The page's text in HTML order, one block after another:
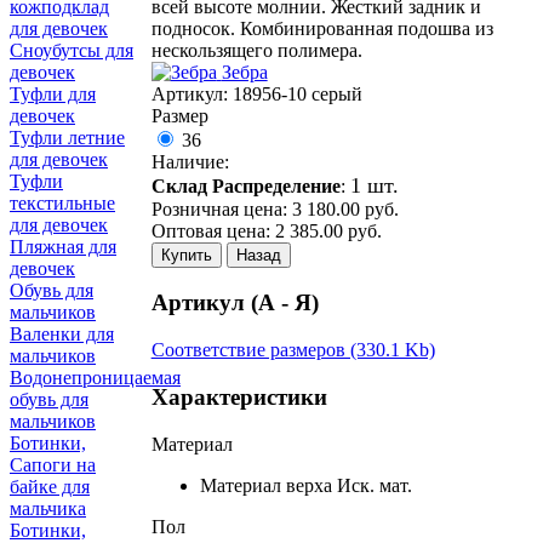
всей высоте молнии. Жесткий задник и
подносок. Комбинированная подошва из
нескользящего полимера.
Зебра
Артикул: 18956-10 серый
Размер
36
Наличие:
Склад Распределение: 1 шт.
Розничная цена: 3 180.00 руб.
Оптовая цена: 2 385.00 руб.
Купить Назад
Артикул (А - Я)
Соответствие размеров (330.1 Kb)
Характеристики
Материал
Материал верха Иск. мат.
Пол
кожподклад
для девочек
Сноубутсы для
девочек
Туфли для
девочек
Туфли летние
для девочек
Туфли
текстильные
для девочек
Пляжная для
девочек
Обувь для
мальчиков
Валенки для
мальчиков
Водонепроницаемая
обувь для
мальчиков
Ботинки,
Сапоги на
байке для
мальчика
Ботинки,